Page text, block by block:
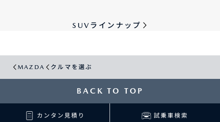
SUVラインナップ
MAZDA クルマを選ぶ
BACK TO TOP
カンタン見積り 試乗車検索